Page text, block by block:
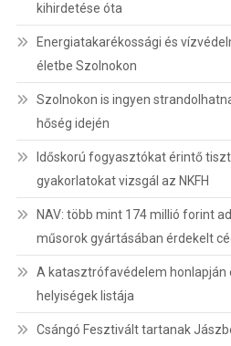
kihirdetése óta
Energiatakarékossági és
életbe Szolnokon
Szolnokon is ingyen
hőség idején
Időskorú fogyasztókat érintő
gyakorlatokat vizsgál az NKFH
NAV: több mint 174 millió forint
műsorok gyártásában érdekelt
A katasztrófavédelem honlapján
helyiségek listája
Csángó Fesztivált tartanak